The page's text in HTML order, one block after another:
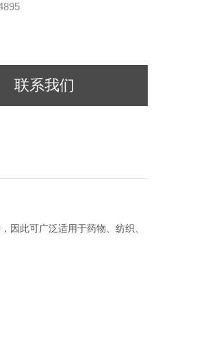
联系我们
此可广泛适用于药物、纺织、